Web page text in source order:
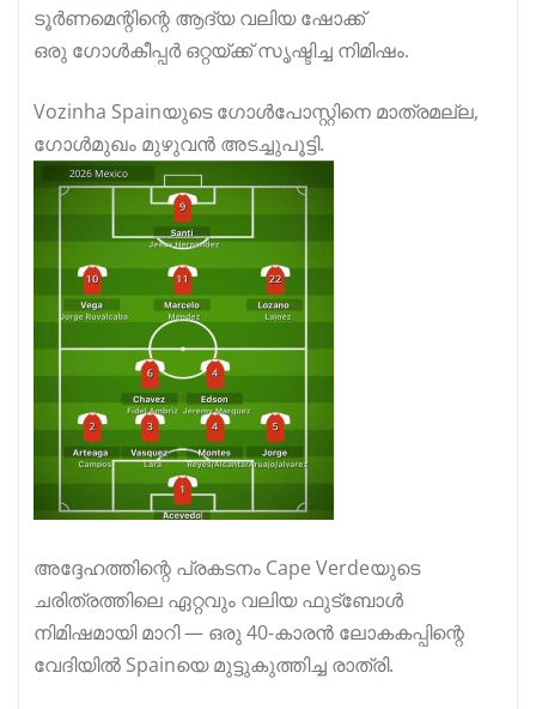
ടൂർണമെന്റിന്റെ ആദ്യ വലിയ ഷോക്ക്
ഒരു ഗോൾകീപ്പർ ഒറ്റയ്ക്ക് സൃഷ്ടിച്ച നിമിഷം.
Vozinha Spainയുടെ ഗോൾപോസ്റ്റിനെ മാത്രമല്ല,
ഗോൾമുഖം മുഴുവൻ അടച്ചുപൂട്ടി.
അദ്ദേഹത്തിന്റെ പ്രകടനം Cape Verdeയുടെ
ചരിത്രത്തിലെ ഏറ്റവും വലിയ ഫുട്ബോൾ
നിമിഷമായി മാറി — ഒരു 40‑കാരൻ ലോകകപ്പിന്റെ
വേദിയിൽ Spainയെ മുട്ടുകുത്തിച്ച രാത്രി.